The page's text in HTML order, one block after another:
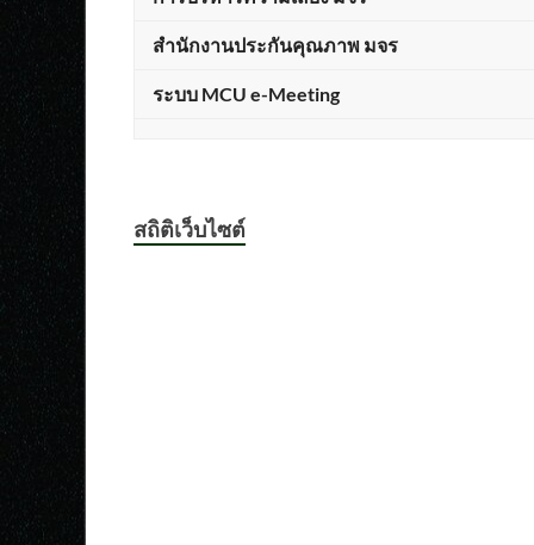
สำนักงานประกันคุณภาพ มจร
ระบบ MCU e-Meeting
สถิติเว็บไซต์